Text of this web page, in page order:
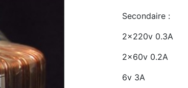
Secondaire :
2x220v 0.3A
2x60v 0.2A
6v 3A